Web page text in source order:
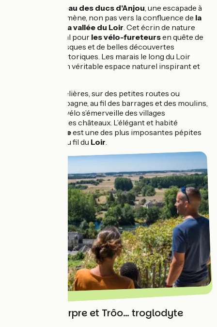
château des ducs d'Anjou, une escapade à
vélo qui vous emmène, non pas vers la confluence de la
la vallée du Loir. Cet écrin de nature
préservé est idéal pour les vélo-fureteursen quête de
chemins pittoresques et de belles découvertes
artistiques ou historiques. Les marais le long du Loir
constituent ici un véritable espace naturel inspirant et
Derrière les roselières, sur des petites routes ou
chemins de campagne, au fil des barrages et des moulins,
le randonneur à vélo s’émerveille des villages
pittoresques et des châteaux. L’élégant et habité
château du Ludeest une des plus imposantes pépites
de cette balade au fil du Loir.
Robe de pourpre et Trôo… troglodyte